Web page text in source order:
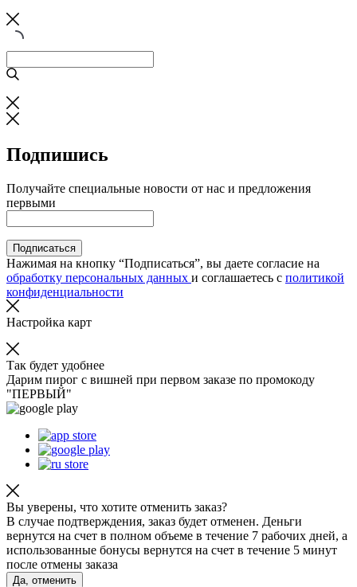
Подпишись
Получайте специальные новости от нас и предложения
первыми
Подписаться
Нажимая на кнопку “Подписаться”, вы даете согласие на
обработку персональных данных и соглашаетесь с политикой
конфиденциальности
Настройка карт
Так будет удобнее
Дарим пирог с вишней при первом заказе по промокоду
"ПЕРВЫЙ"
Вы уверены, что хотите отменить заказ?
В случае подтверждения, заказ будет отменен. Деньги
вернутся на счет в полном объеме в течение 7 рабочих дней, а
использованные бонусы вернутся на счет в течение 5 минут
после отмены заказа
Да, отменить